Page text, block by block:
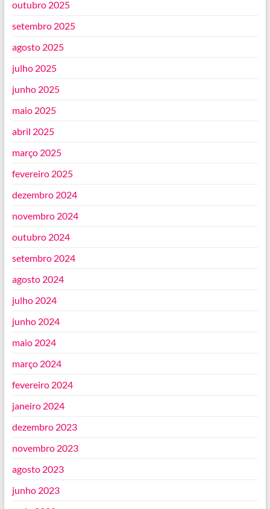
outubro 2025
setembro 2025
agosto 2025
julho 2025
junho 2025
maio 2025
abril 2025
março 2025
fevereiro 2025
dezembro 2024
novembro 2024
outubro 2024
setembro 2024
agosto 2024
julho 2024
junho 2024
maio 2024
março 2024
fevereiro 2024
janeiro 2024
dezembro 2023
novembro 2023
agosto 2023
junho 2023